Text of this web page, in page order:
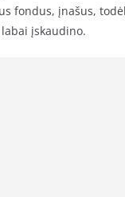
fondus, įnašus,
įskaudino.